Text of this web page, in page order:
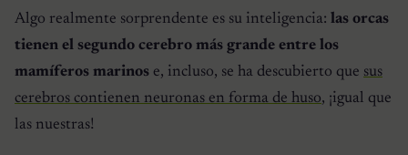
Algo realmente sorprendente es su inteligencia: las orcas
tienen el segundo cerebro más grande entre los
mamíferos marinos e, incluso, se ha descubierto que sus
cerebros contienen neuronas en forma de huso, ¡igual que
las nuestras!